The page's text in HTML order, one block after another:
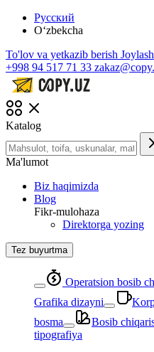
Русский
O‘zbekcha
To'lov va yetkazib berish
+998 94 517 71 33
Katalog
Ma'lumot
Biz haqimizda
Blog
Fikr-mulohaza
Direktorga yozing
Tez buyurtma
Operatsion bosib
Grafika dizayni
bosma
Bosib
tipografiya